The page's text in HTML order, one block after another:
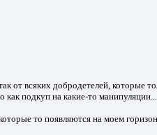
от всяких добродетелей,
подкуп на какие-то манипуляции...
то появляются на моем